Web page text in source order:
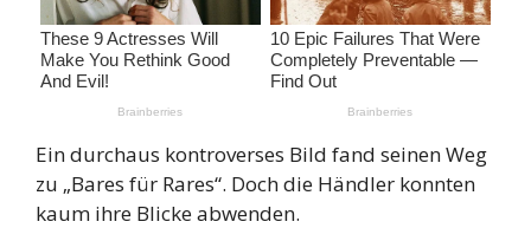
Ein durchaus kontroverses Bild fand seinen Weg
zu „Bares für Rares“. Doch die Händler konnten
kaum ihre Blicke abwenden.